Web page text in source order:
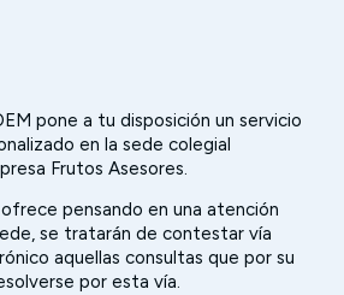
pone a tu disposición un servicio
en la sede colegial
Frutos Asesores.
pensando en una atención
se tratarán de contestar vía
aquellas consultas que por su
por esta vía.